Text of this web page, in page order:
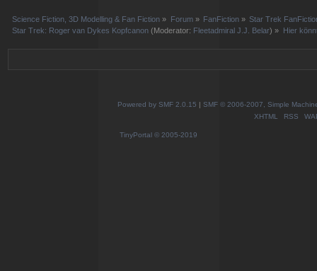
Science Fiction, 3D Modelling & Fan Fiction » Forum» FanFiction » Star Trek
Star Trek: Roger van Dykes Kopfcanon (Moderator: Fleetadmiral J.J. Belar) » Hier
Powered by SMF 2.0.15 | SMF © 2006-2007, Simple
XHTML
RSS
TinyPortal © 2005-2019